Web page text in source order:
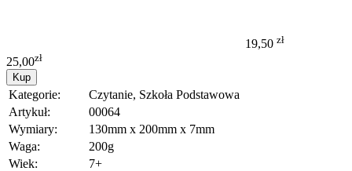
19,50 zł
25,00zł
Kup
Kategorie:
Czytanie, Szkoła Podstawowa
Artykuł:
00064
Wymiary:
130mm x 200mm x 7mm
Waga:
200g
Wiek:
7+